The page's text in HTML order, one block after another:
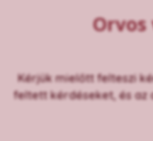
Orvos
Kérjük mielőtt felteszi
feltett kérdéseket, és az